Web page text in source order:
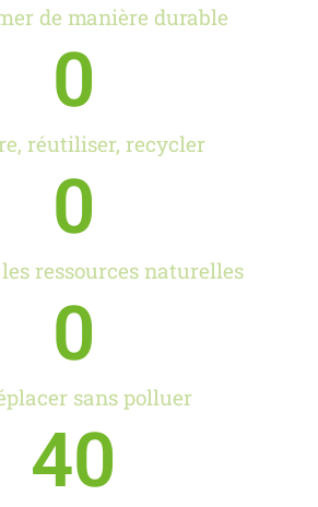
de manière durable
réutiliser, recycler
0
ressources naturelles
0
sans polluer
0
40